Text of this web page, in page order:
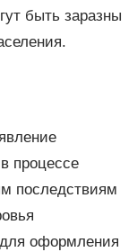
быть заразны
процессе
последствиям
оформления